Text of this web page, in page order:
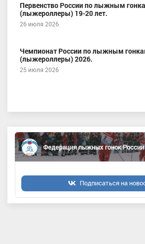
Первенство России по лыжным
(лыжероллеры) 19-20 лет.
26 июля 2026
Чемпионат России по лыжным
(лыжероллеры) 2026.
25 июля 2026
Федерация лыжных гонок России
Подписаться на